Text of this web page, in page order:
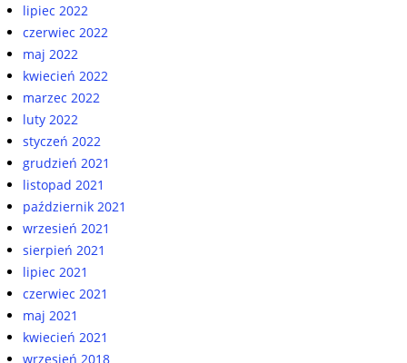
lipiec 2022
czerwiec 2022
maj 2022
kwiecień 2022
marzec 2022
luty 2022
styczeń 2022
grudzień 2021
listopad 2021
październik 2021
wrzesień 2021
sierpień 2021
lipiec 2021
czerwiec 2021
maj 2021
kwiecień 2021
wrzesień 2018